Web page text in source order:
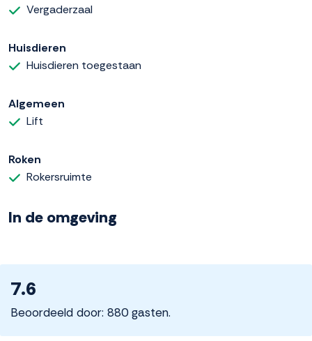
Vergaderzaal
Huisdieren
Huisdieren toegestaan
Algemeen
Lift
Roken
Rokersruimte
In de omgeving
7.6
Beoordeeld door: 880 gasten.